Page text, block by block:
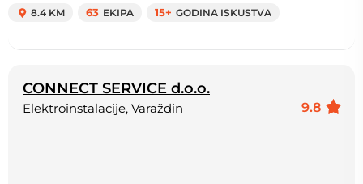
8.4 KM 63 EKIPA 15+ GODINA ISKUSTVA
CONNECT SERVICE d.o.o.
9.8
Elektroinstalacije, Varaždin